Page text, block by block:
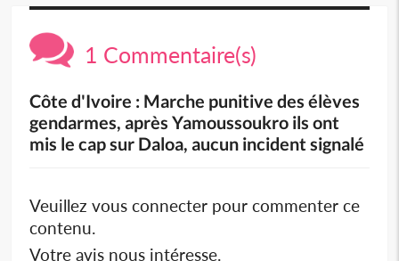
1 Commentaire(s)
Côte d'Ivoire : Marche punitive des élèves
gendarmes, après Yamoussoukro ils ont
mis le cap sur Daloa, aucun incident signalé
Veuillez vous connecter pour commenter ce
contenu.
Votre avis nous intéresse.